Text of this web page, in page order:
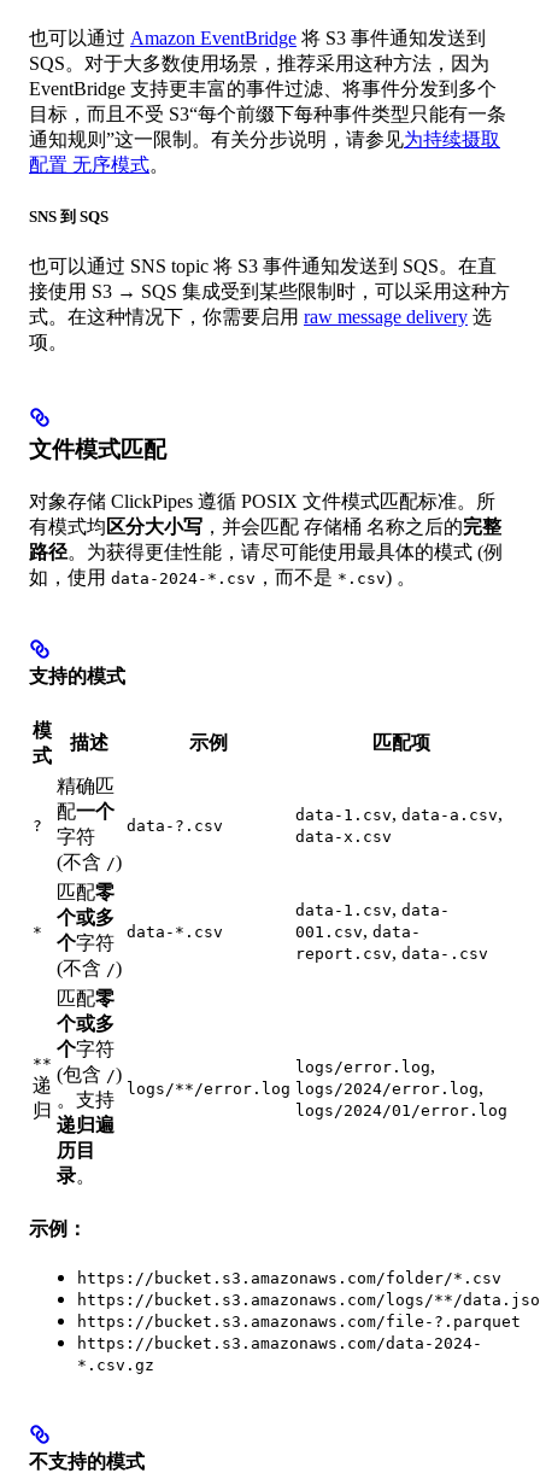
也可以通过 Amazon EventBridge 将 S3 事件通知发送到
SQS。对于大多数使用场景，推荐采用这种方法，因为
EventBridge 支持更丰富的事件过滤、将事件分发到多个
目标，而且不受 S3“每个前缀下每种事件类型只能有一条
通知规则”这一限制。有关分步说明，请参见为持续摄取
配置 无序模式。
SNS 到 SQS
也可以通过 SNS topic 将 S3 事件通知发送到 SQS。在直
接使用 S3 → SQS 集成受到某些限制时，可以采用这种方
式。在这种情况下，你需要启用 raw message delivery 选
项。
文件模式匹配
对象存储 ClickPipes 遵循 POSIX 文件模式匹配标准。所
有模式均 区分大小写 ，并会匹配 存储桶 名称之后的完整
路径。为获得更佳性能，请尽可能使用最具体的模式 (例
如，使用 data-2024-*.csv ，而不是 *.csv) 。
支持的模式
模
式
描述 示例 匹配项
?
精确匹
配一个
字符
(不含 /)
data-?.csv
data-1.csv, data-a.csv,
data-x.csv
*
匹配零
个或多
个字符
(不含 /)
data-*.csv
data-1.csv, data-
001.csv, data-
report.csv, data-.csv
**
递
归
匹配零
个或多
个字符
(包含 /)
。支持
递归遍
历目
录。
logs/**/error.log
logs/error.log,
logs/2024/error.log,
logs/2024/01/error.log
示例：
https://bucket.s3.amazonaws.com/folder/*.csv
https://bucket.s3.amazonaws.com/logs/**/
https://bucket.s3.amazonaws.com/file-?.parquet
https://bucket.s3.amazonaws.com/data-2024-
*.csv.gz
不支持的模式